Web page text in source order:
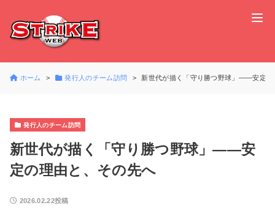
ホーム 発行人のチーム訪問 新世代が描く「守り勝つ野球」――安定の
発行人のチーム訪問
新世代が描く「守り勝つ野球」――安
定の理由と、その先へ
2026.02.22投稿